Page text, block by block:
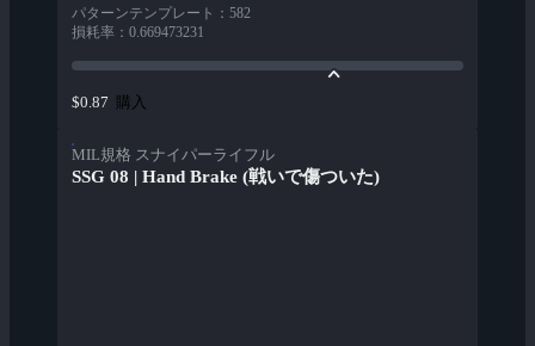
パターンテンプレート ： 582
損耗率 ： 0.669473231
$0.87 購入
MIL規格 スナイパーライフル
SSG 08 | Hand Brake (戦いで傷ついた)